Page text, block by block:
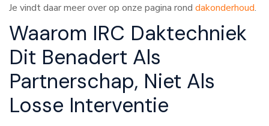
Je vindt daar meer over op onze pagina rond dakonderhoud.
Waarom IRC Daktechniek
Dit Benadert Als
Partnerschap, Niet Als
Losse Interventie